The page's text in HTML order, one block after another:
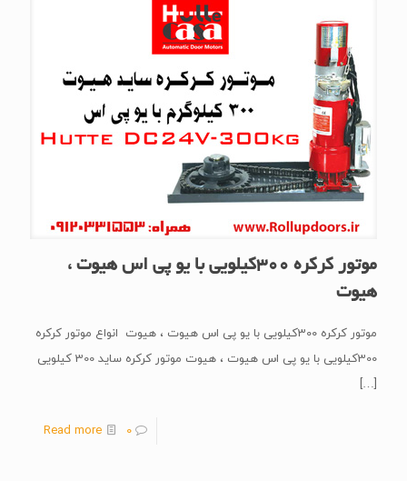
موتور کرکره 300کیلویی با یو پی اس هیوت ،
هیوت
موتور کرکره 300کیلویی با یو پی اس هیوت ، هیوت انواع موتور کرکره
300کیلویی با یو پی اس هیوت ، هیوت موتور کرکره ساید 300 کیلویی
[…]
0
Read more